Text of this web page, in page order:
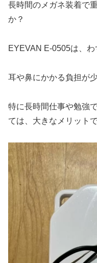
長時間のメガネ装着で
か？
EYEVAN E-0505は、わ
耳や鼻にかかる負担が
特に長時間仕事や勉強
ては、大きなメリットで